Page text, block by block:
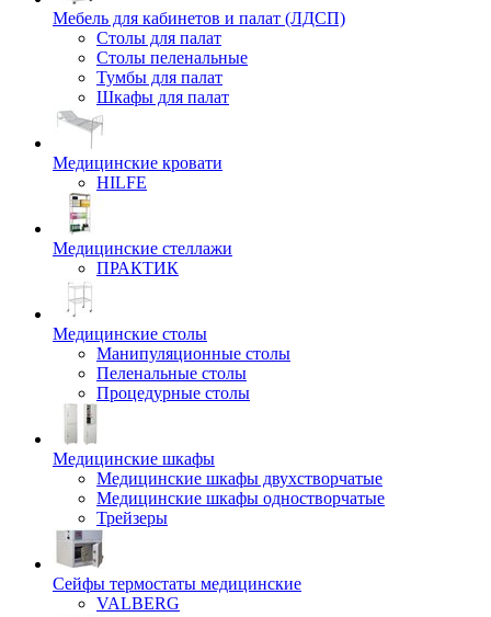
Мебель для кабинетов и палат (ЛДСП)
Столы для палат
Столы пеленальные
Тумбы для палат
Шкафы для палат
Медицинские кровати
HILFE
Медицинские стеллажи
ПРАКТИК
Медицинские столы
Манипуляционные столы
Пеленальные столы
Процедурные столы
Медицинские шкафы
Медицинские шкафы двухстворчатые
Медицинские шкафы одностворчатые
Трейзеры
Сейфы термостаты медицинские
VALBERG